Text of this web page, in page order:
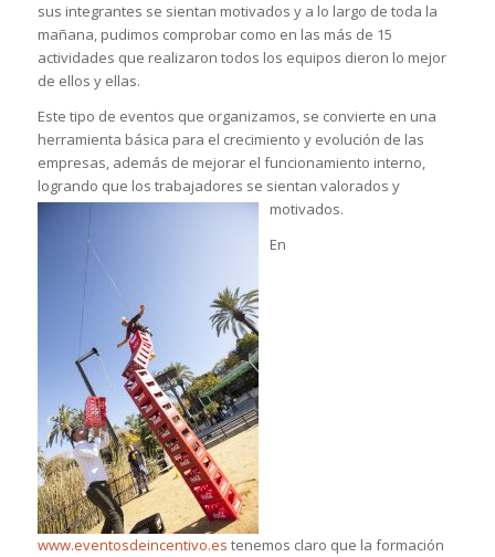
sus integrantes se sientan motivados y a lo largo de toda la
mañana, pudimos comprobar como en las más de 15
actividades que realizaron todos los equipos dieron lo mejor
de ellos y ellas.
Este tipo de eventos que organizamos, se convierte en una
herramienta básica para el crecimiento y evolución de las
empresas, además de mejorar el funcionamiento interno,
logrando que los trabajadores se sientan valorados y
motivados.
En
www.eventosdeincentivo.es tenemos claro que la formación